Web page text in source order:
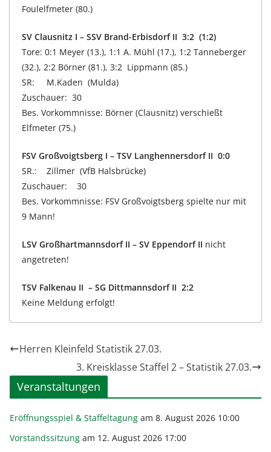
Foulelfmeter (80.)
SV Clausnitz I – SSV Brand-Erbisdorf II 3:2 (1:2)
Tore: 0:1 Meyer (13.), 1:1 A. Mühl (17.), 1:2 Tanneberger
(32.), 2:2 Börner (81.), 3:2 Lippmann (85.)
SR: M.Kaden (Mulda)
Zuschauer: 30
Bes. Vorkommnisse: Börner (Clausnitz) verschießt
Elfmeter (75.)
FSV Großvoigtsberg I – TSV Langhennersdorf II 0:0
SR.: Zillmer (VfB Halsbrücke)
Zuschauer: 30
Bes. Vorkommnisse: FSV Großvoigtsberg spielte nur mit
9 Mann!
LSV Großhartmannsdorf II – SV Eppendorf II nicht
angetreten!
TSV Falkenau II – SG Dittmannsdorf II 2:2
Keine Meldung erfolgt!
Herren Kleinfeld Statistik 27.03.
3. Kreisklasse Staffel 2 – Statistik 27.03.
Veranstaltungen
Eröffnungsspiel & Staffeltagung am 8. August 2026 10:00
Vorstandssitzung am 12. August 2026 17:00